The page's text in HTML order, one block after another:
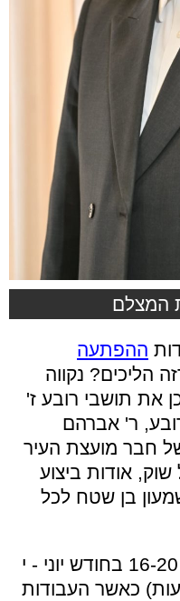
המצלם
ההפתעה
הליכים? נקווה
את תושבי רובע ז'
ר' אברהם
חבר מועצת העיר
אודות ביצוע
בן שטח לכל
העבודות יתקיימו בתאריכים 16-20 בחודש יוני - י
כאשר העבודות